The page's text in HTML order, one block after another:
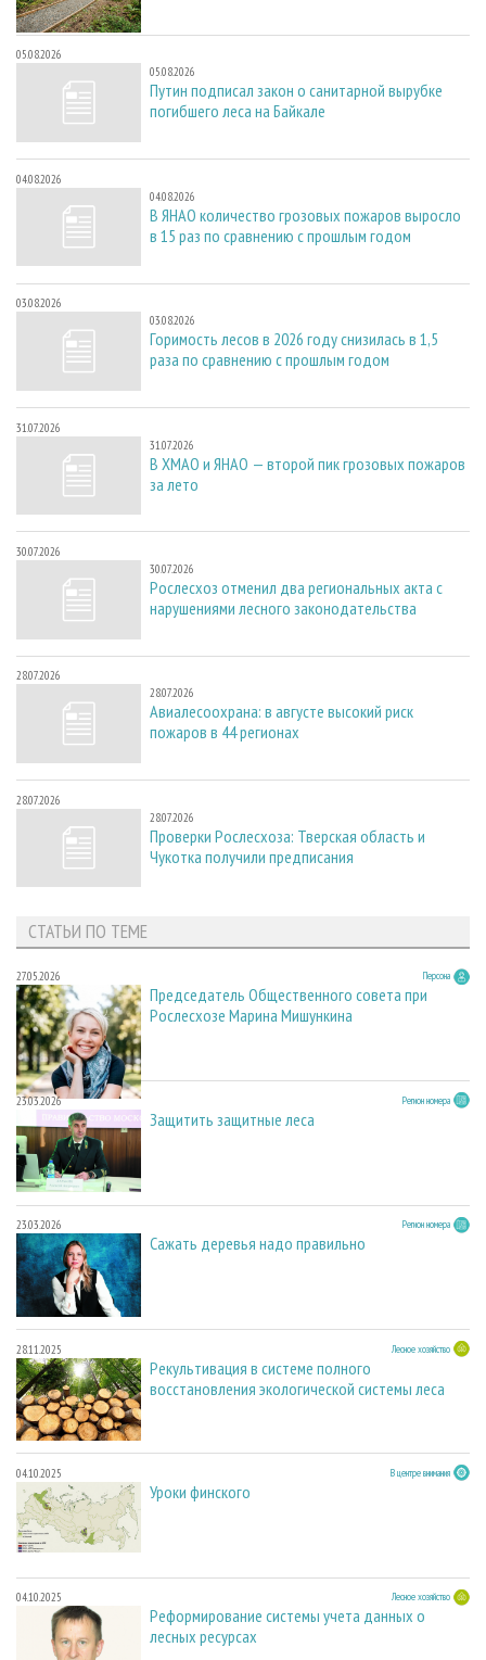
05.08.2026
05.08.2026
Путин подписал закон о санитарной вырубке
погибшего леса на Байкале
04.08.2026
04.08.2026
В ЯНАО количество грозовых пожаров выросло
в 15 раз по сравнению с прошлым годом
03.08.2026
03.08.2026
Горимость лесов в 2026 году снизилась в 1,5
раза по сравнению с прошлым годом
31.07.2026
31.07.2026
В ХМАО и ЯНАО — второй пик грозовых пожаров
за лето
30.07.2026
30.07.2026
Рослесхоз отменил два региональных акта с
нарушениями лесного законодательства
28.07.2026
28.07.2026
Авиалесоохрана: в августе высокий риск
пожаров в 44 регионах
28.07.2026
28.07.2026
Проверки Рослесхоза: Тверская область и
Чукотка получили предписания
СТАТЬИ ПО ТЕМЕ
27.05.2026 Персона
Председатель Общественного совета при
Рослесхозе Марина Мишункина
23.03.2026 Регион номера
Защитить защитные леса
23.03.2026 Регион номера
Сажать деревья надо правильно
28.11.2025 Лесное хозяйство
Рекультивация в системе полного
восстановления экологической системы леса
04.10.2025 В центре внимания
Уроки финского
04.10.2025 Лесное хозяйство
Реформирование системы учета данных о
лесных ресурсах